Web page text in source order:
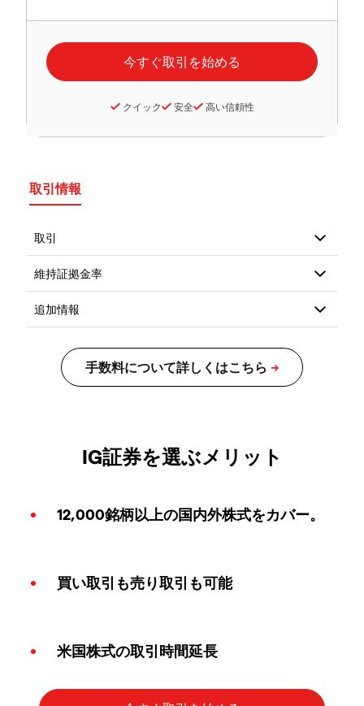
クイック 安全 高い信頼性
取引情報
IG証券を選ぶメリット
12,000銘柄以上の国内外株式をカバー。
買い取引も売り取引も可能
米国株式の取引時間延長